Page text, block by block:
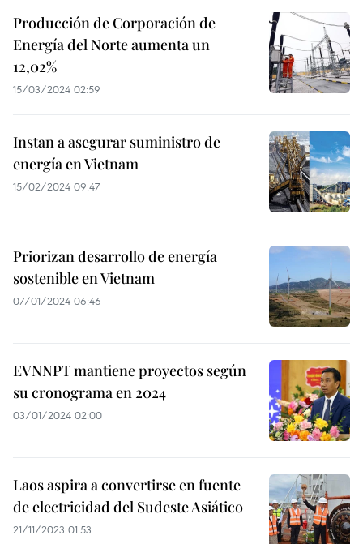
Producción de Corporación de
Energía del Norte aumenta un
12,02%
15/03/2024 02:59
Instan a asegurar suministro de
energía en Vietnam
15/02/2024 09:47
Priorizan desarrollo de energía
sostenible en Vietnam
07/01/2024 06:46
EVNNPT mantiene proyectos según
su cronograma en 2024
03/01/2024 02:00
Laos aspira a convertirse en fuente
de electricidad del Sudeste Asiático
21/11/2023 01:53